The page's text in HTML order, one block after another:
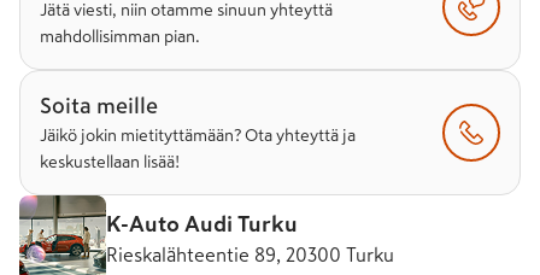
Jätä viesti, niin otamme sinuun yhteyttä
mahdollisimman pian.
Soita meille
Jäikö jokin mietityttämään? Ota yhteyttä ja
keskustellaan lisää!
K-Auto Audi Turku
Rieskalähteentie 89, 20300 Turku